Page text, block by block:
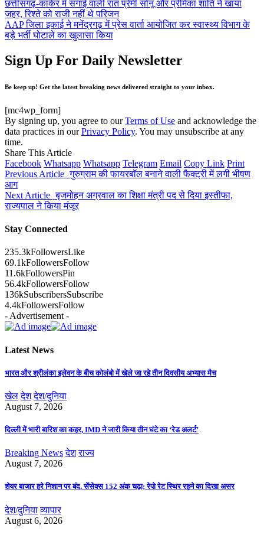
छत्तीसगढ़-कांकेर में सगाई वाली रात प्रेमी सोनू और प्रेमिका शांति ने खाया
जहर, रिश्ते को राजी नहीं थे परिजन
AAP जिला इकाई ने मनेंद्रगढ़ में प्रेस वार्ता आयोजित कर स्वास्थ्य विभाग के
बड़े भर्ती घोटाले का खुलासा किया
Sign Up For Daily Newsletter
Be keep up! Get the latest breaking news delivered straight to your inbox.
[mc4wp_form]
By signing up, you agree to ourTerms of Use and acknowledge the
data practices in ourPrivacy Policy. You may unsubscribe at any
time.
Share This Article
Facebook Whatsapp Whatsapp Telegram Email Copy Link Print
Previous Article गुरुग्राम की फायरबॉल बनाने वाली फैक्ट्री में लगी भीषण
आग
Next Article बृजमोहन अग्रवाल का शिक्षा मंत्री पद से दिया इस्तीफा,
राज्यपाल ने किया मंजूर
Stay Connected
235.3kFollowersLike
69.1kFollowersFollow
11.6kFollowersPin
56.4kFollowersFollow
136kSubscribersSubscribe
4.4kFollowersFollow
- Advertisement -
Latest News
भारत और श्रीलंका इलेवन के बीच कोलंबो में खेले जा रहे तीन दिवसीय अभ्यास मैच
खेल देश देश/दुनिया
August 7, 2026
दिल्ली में भारी बारिश का कहर, IMD ने जारी किया तीन घंटे का ‘रेड अलर्ट’
Breaking News देश राज्य
August 7, 2026
शेयर बाजार हरे निशान पर बंद, सेंसेक्स 152 अंक चढ़ा; रेपो रेट स्थिर रहने का दिखा असर
देश/दुनिया व्यापार
August 6, 2026